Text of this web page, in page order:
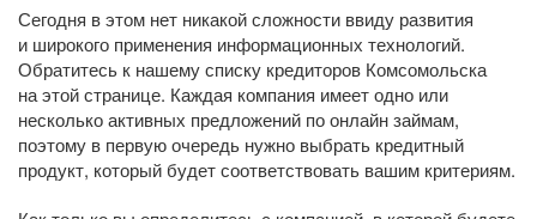
Сегодня в этом нет никакой сложности ввиду развития
и широкого применения информационных технологий.
Обратитесь к нашему списку кредиторов Комсомольска
на этой странице. Каждая компания имеет одно или
несколько активных предложений по онлайн займам,
поэтому в первую очередь нужно выбрать кредитный
продукт, который будет соответствовать вашим критериям.